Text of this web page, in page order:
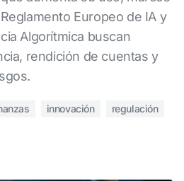
Europeo de IA y
Algorítmica buscan
rendición de cuentas y
innovación
regulación